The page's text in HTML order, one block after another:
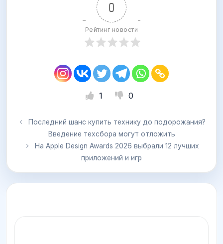
0
Рейтинг новости
1 0
Последний шанс купить технику до подорожания?
Введение техсбора могут отложить
На Apple Design Awards 2026 выбрали 12 лучших
приложений и игр